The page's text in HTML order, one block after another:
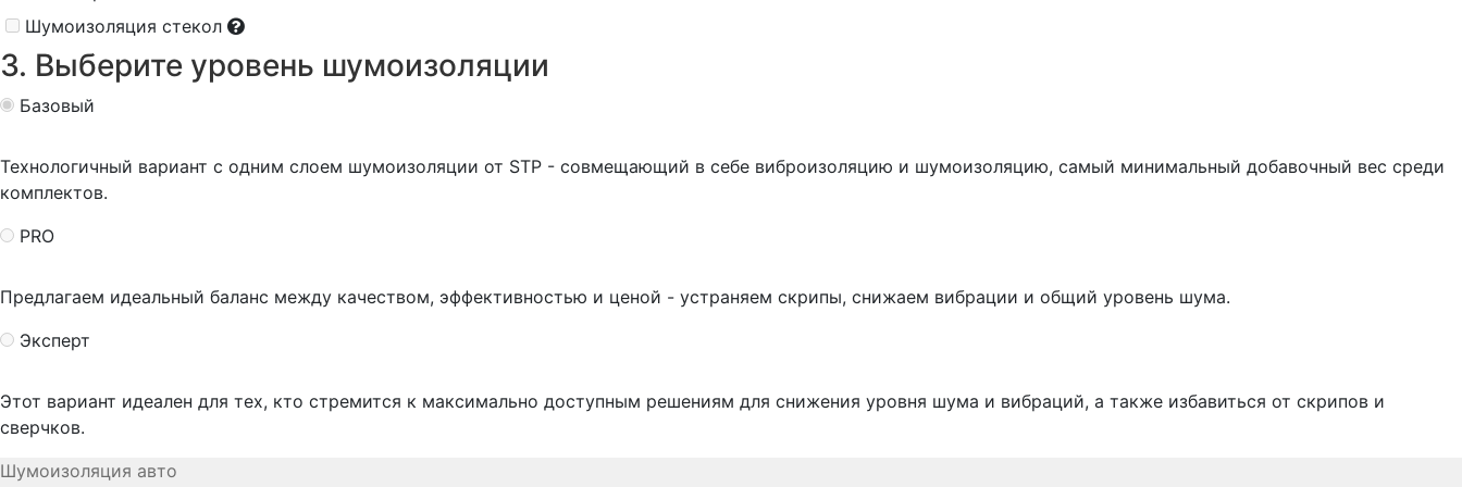
Шумоизоляция стекол
3. Выберите уровень шумоизоляции
Базовый
Технологичный вариант с одним слоем шумоизоляции от STP - совмещающий в себе виброизоляцию и шумоизоляцию, самый минимальный добавочный вес среди
комплектов.
PRO
Предлагаем идеальный баланс между качеством, эффективностью и ценой - устраняем скрипы, снижаем вибрации и общий уровень шума.
Эксперт
Этот вариант идеален для тех, кто стремится к максимально доступным решениям для снижения уровня шума и вибраций, а также избавиться от скрипов и
сверчков.
Шумоизоляция авто